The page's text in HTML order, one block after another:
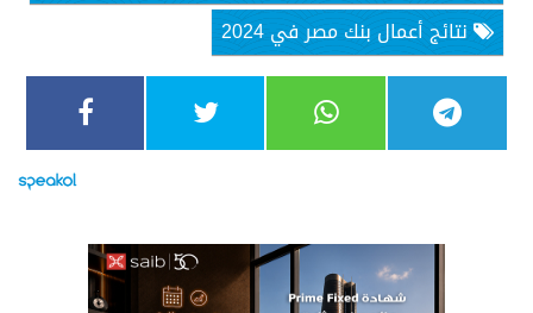
نتائج أعمال بنك مصر في 2024